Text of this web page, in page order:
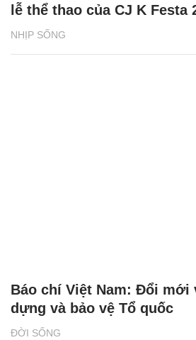
NHỊP SỐNG
lễ thể thao của CJ K Festa
ĐỜI SỐNG
Báo chí Việt Nam: Đổi mới
dựng và bảo vệ Tổ quốc